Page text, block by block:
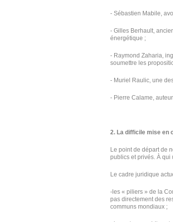
- Sébastien Mabile,
- Gilles Berhault,
énergétique ;
- Raymond Zaharia,
soumettre les
- Muriel Raulic, une
- Pierre Calame,
2. La difficile mise en
Le point de départ de
publics et privés. À
Le cadre juridique
-les « piliers » de la
pas directement des
communs mondiaux ;